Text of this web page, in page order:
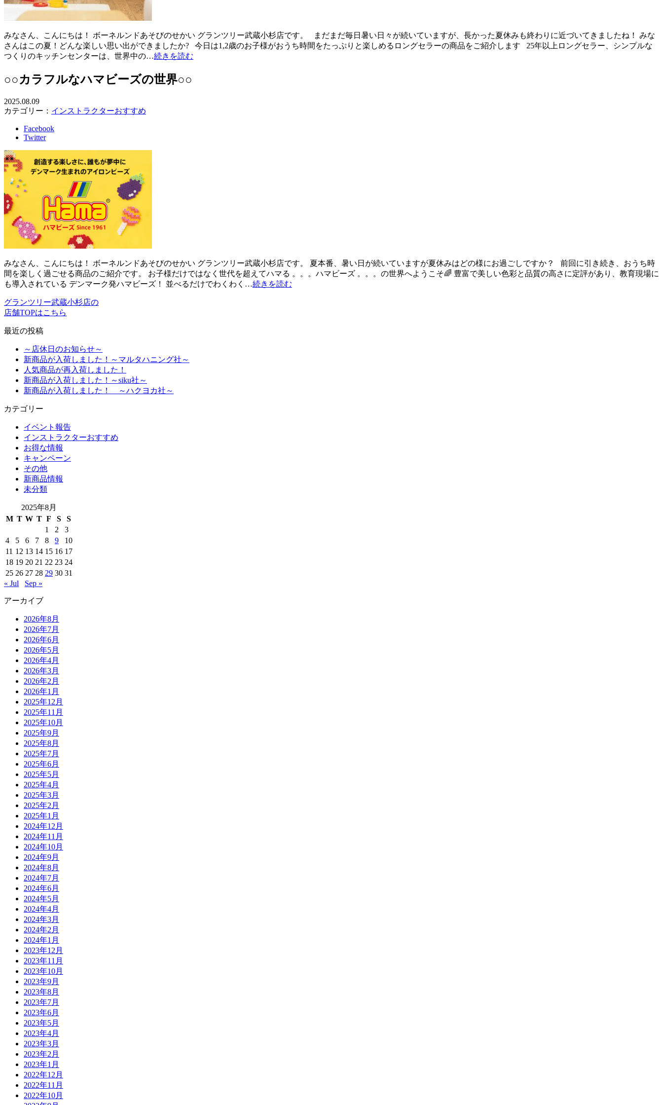
みなさん、こんにちは！ ボーネルンドあそびのせかい グランツリー武蔵小杉店です。 まだまだ毎日暑い日々が続いていますが、長かった夏休みも終わりに近づいてきましたね！ みな
さんはこの夏！どんな楽しい思い出ができましたか? 今日は1,2歳のお子様がおうち時間をたっぷりと楽しめるロングセラーの商品をご紹介します 25年以上ロングセラー、シンプルな
つくりのキッチンセンターは、世界中の…続きを読む
○○カラフルなハマビーズの世界○○
2025.08.09
カテゴリー： インストラクターおすすめ
Facebook
Twitter
みなさん、こんにちは！ ボーネルンドあそびのせかい グランツリー武蔵小杉店です。 夏本番、暑い日が続いていますが夏休みはどの様にお過ごしですか？ 前回に引き続き、おうち時
間を楽しく過ごせる商品のご紹介です。 お子様だけではなく世代を超えてハマる 。。。ハマビーズ 。。。の世界へようこそ🌈 豊富で美しい色彩と品質の高さに定評があり、教育現場に
も導入されている デンマーク発ハマビーズ！ 並べるだけでわくわく…続きを読む
グランツリー武蔵小杉店の
店舗TOPはこちら
最近の投稿
～店休日のお知らせ～
新商品が入荷しました！～マルタハニング社～
人気商品が再入荷しました！
新商品が入荷しました！～siku社～
新商品が入荷しました！ ～ハクヨカ社～
カテゴリー
イベント報告
インストラクターおすすめ
お得な情報
キャンペーン
その他
新商品情報
未分類
2025年8月
M T W T F S
S
1
2
3
4
5 6 7 8 9
10
11 12 13 14 15 16 17
18 19 20 21 22 23 24
25 26 27 28 29 30 31
« Jul
Sep »
アーカイブ
2026年8月
2026年7月
2026年6月
2026年5月
2026年4月
2026年3月
2026年2月
2026年1月
2025年12月
2025年11月
2025年10月
2025年9月
2025年8月
2025年7月
2025年6月
2025年5月
2025年4月
2025年3月
2025年2月
2025年1月
2024年12月
2024年11月
2024年10月
2024年9月
2024年8月
2024年7月
2024年6月
2024年5月
2024年4月
2024年3月
2024年2月
2024年1月
2023年12月
2023年11月
2023年10月
2023年9月
2023年8月
2023年7月
2023年6月
2023年5月
2023年4月
2023年3月
2023年2月
2023年1月
2022年12月
2022年11月
2022年10月